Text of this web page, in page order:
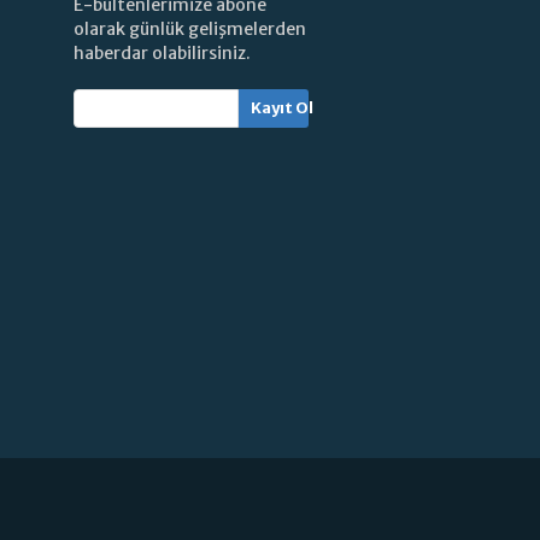
E-bültenlerimize abone
olarak günlük gelişmelerden
haberdar olabilirsiniz.
Kayıt Ol